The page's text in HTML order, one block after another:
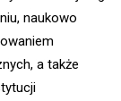
naukowo
a także